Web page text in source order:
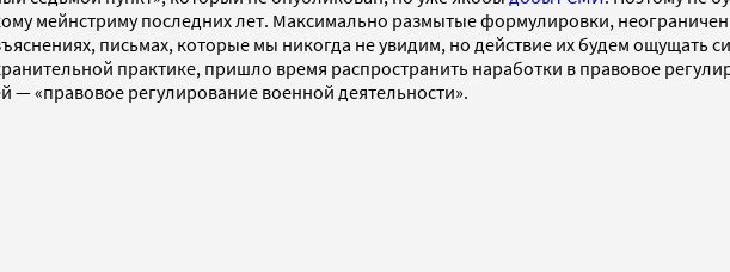
мейнстриму последних лет. Максимально размытые формулировки,
письмах, которые мы никогда не увидим, но действие их будем ощущать
практике, пришло время распространить наработки в правовое
— «правовое регулирование военной деятельности».